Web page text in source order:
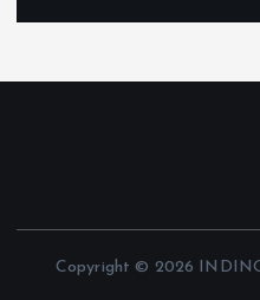
Copyright © 2026